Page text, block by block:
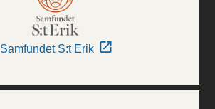
Samfundet S:t Erik